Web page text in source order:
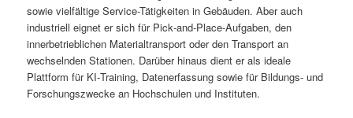
sowie vielfältige Service-Tätigkeiten in Gebäuden. Aber auch
industriell eignet er sich für Pick‑and‑Place‑Aufgaben, den
innerbetrieblichen Materialtransport oder den Transport an
wechselnden Stationen. Darüber hinaus dient er als ideale
Plattform für KI‑Training, Datenerfassung sowie für Bildungs- und
Forschungszwecke an Hochschulen und Instituten.